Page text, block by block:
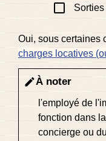
check_box_outline_blank
Oui, sous certaines
charges locatives
editÀ noter
l'employé de
fonction dans
concierge ou